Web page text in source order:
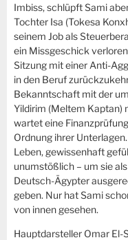
Imbiss, schlüpft Sami
Tochter Isa (Tokesa
seinem Job als
ein Missgeschick
Sitzung mit einer Anti-
in den Beruf
Bekanntschaft mit der
Yildirim (Meltem Kaptan)
wartet eine
Ordnung ihrer
Leben, gewissenhaft
unumstößlich – um sie
Deutsch-Ägypter
geben. Nur hat Sami
von innen gesehen.
Hauptdarsteller Omar El-